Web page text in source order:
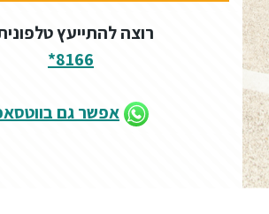
רוצה להתייעץ
8166*
אפשר גם